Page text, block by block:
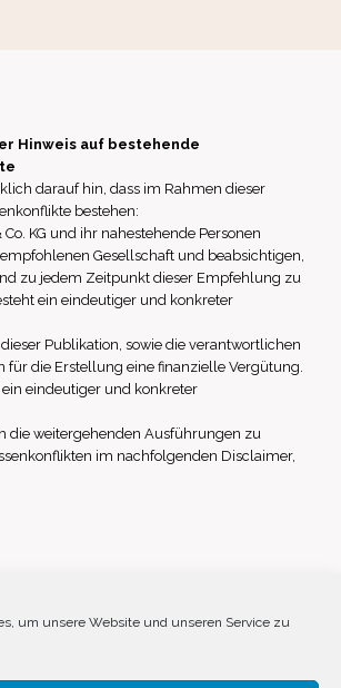
um unsere Website und unseren Service zu
Hinweis auf bestehende
darauf hin, dass im Rahmen dieser
bestehen:
Co. KG und ihr nahestehende Personen
Gesellschaft und beabsichtigen,
zu jedem Zeitpunkt dieser Empfehlung zu
ein eindeutiger und konkreter
Publikation, sowie die verantwortlichen
für die Erstellung eine finanzielle Vergütung.
eindeutiger und konkreter
die weitergehenden Ausführungen zu
im nachfolgenden Disclaimer,
Datenschutz
Disclaimer